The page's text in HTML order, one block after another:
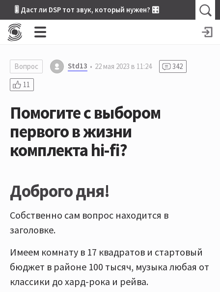
🎚 Даст ли DSP тот звук, который нужен? 🎛
Вопрос Std13 22 мая 2023 в 11:24
342
11
Помогите с выбором
первого в жизни
комплекта hi-fi?
Доброго дня!
Собственно сам вопрос находится в
заголовке.
Имеем комнату в 17 квадратов и стартовый
бюджет в районе 100 тысяч, музыка любая от
классики до хард-рока и рейва.